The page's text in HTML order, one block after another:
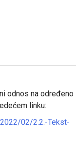
odnos na određeno
linku:
02/2.2.-Tekst-